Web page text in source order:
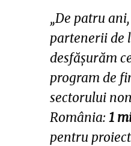
„De patru
partenerii de
desfășurăm
program de
sectorului
România: 1
pentru